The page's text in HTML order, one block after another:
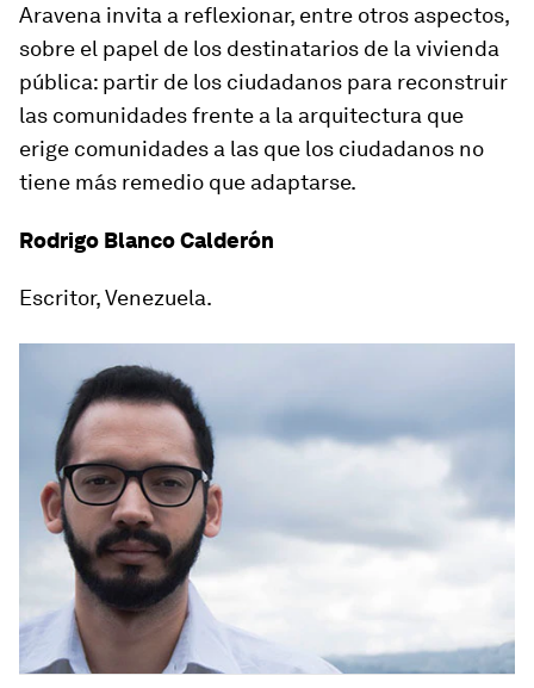
Aravena invita a reflexionar, entre otros aspectos,
sobre el papel de los destinatarios de la vivienda
pública: partir de los ciudadanos para reconstruir
las comunidades frente a la arquitectura que
erige comunidades a las que los ciudadanos no
tiene más remedio que adaptarse.
Rodrigo Blanco Calderón
Escritor, Venezuela.